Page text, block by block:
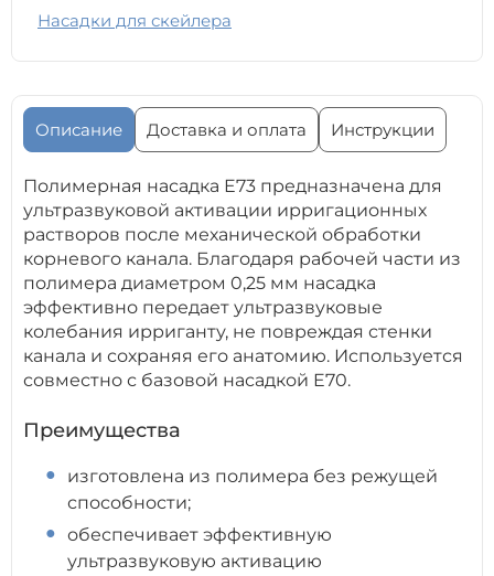
Насадки для скейлера
Описание Доставка и оплата Инструкции
Полимерная насадка E73 предназначена для
ультразвуковой активации ирригационных
растворов после механической обработки
корневого канала. Благодаря рабочей части из
полимера диаметром 0,25 мм насадка
эффективно передает ультразвуковые
колебания ирриганту, не повреждая стенки
канала и сохраняя его анатомию. Используется
совместно с базовой насадкой E70.
Преимущества
изготовлена из полимера без режущей
способности;
обеспечивает эффективную
ультразвуковую активацию